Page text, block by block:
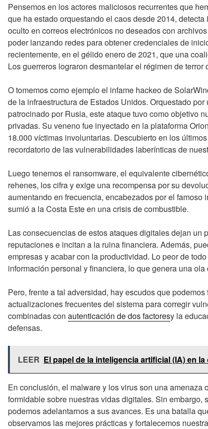
Pensemos en los actores maliciosos recurrentes que
que ha estado orquestando el caos desde 2014,
oculto en correos electrónicos no deseados con
poder lanzando redes para obtener credenciales de
recientemente, en el gélido enero de 2021, que una
Los guerreros lograron desmantelar el régimen de terror
O tomemos como ejemplo el infame hackeo de
de la infraestructura de Estados Unidos. Orquestado
patrocinado por Rusia, este ataque tuvo como objetivo
privadas. Su veneno fue inyectado en la plataforma
18.000 víctimas involuntarias. Descubierto en los
recordatorio de las vulnerabilidades laberínticas de
Luego tenemos el ransomware, el equivalente
rehenes, los cifra y exige una recompensa por su
aumentando en frecuencia, encabezados por el
sumió a la Costa Este en una crisis de combustible.
Las consecuencias de estos ataques digitales dejan un
reputaciones e incitan a la ruina financiera. Además,
empresas y acabar con la productividad. Lo peor de
información personal y financiera, lo que genera una ola
Pero, frente a tal adversidad, hay escudos que
actualizaciones frecuentes del sistema para corregir
combinadas con autenticación de dos factoresy la
defensas.
LEER El papel de la inteligencia artificial (IA) en
En conclusión, el malware y los virus son una
formidable sobre nuestras vidas digitales. Sin
podemos adelantarnos a sus avances. Es una batalla
observamos las mejores prácticas y fortalecemos